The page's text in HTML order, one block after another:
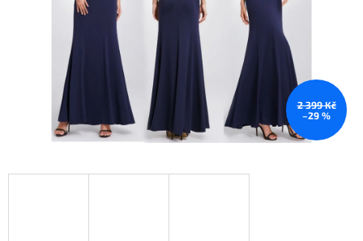
2 399 Kč
–29 %